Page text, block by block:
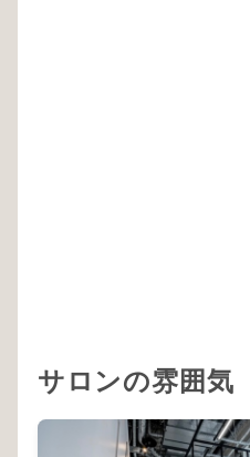
サロンの雰囲気